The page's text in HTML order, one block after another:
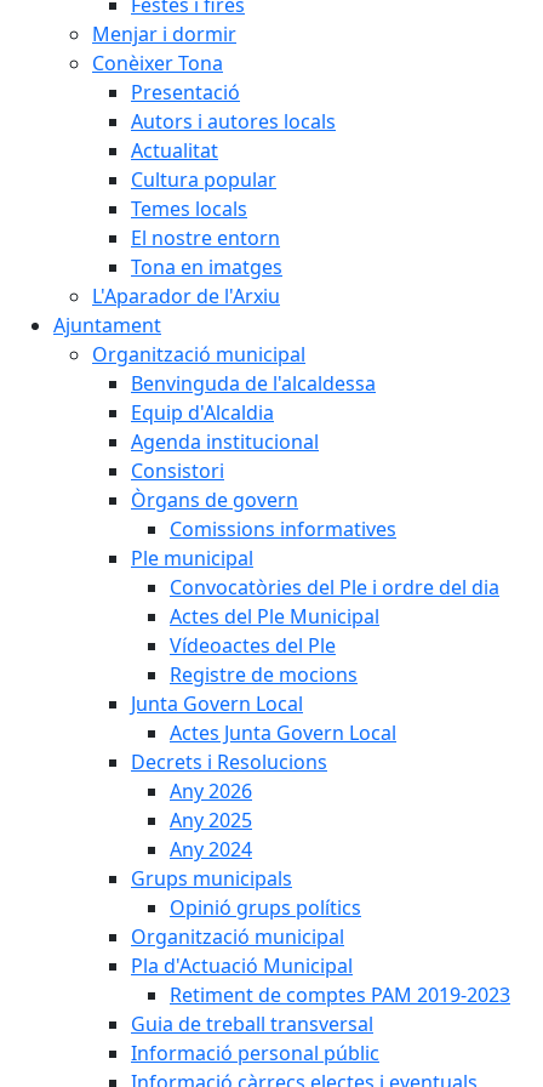
Menjar i dormir
Conèixer Tona
Presentació
Autors i autores locals
Actualitat
Cultura popular
Temes locals
El nostre entorn
Tona en imatges
L'Aparador de l'Arxiu
Ajuntament
Organització municipal
Benvinguda de l'alcaldessa
Equip d'Alcaldia
Agenda institucional
Consistori
Òrgans de govern
Comissions informatives
Ple municipal
Convocatòries del Ple i ordre del dia
Actes del Ple Municipal
Vídeoactes del Ple
Registre de mocions
Junta Govern Local
Actes Junta Govern Local
Decrets i Resolucions
Any 2026
Any 2025
Any 2024
Grups municipals
Opinió grups polítics
Organització municipal
Pla d'Actuació Municipal
Retiment de comptes PAM 2019-2023
Guia de treball transversal
Informació personal públic